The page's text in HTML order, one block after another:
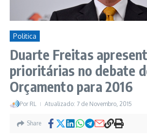
Politica
Duarte Freitas
prioritárias no debate
Orçamento para 2016
Por RL Atualizado: 7 de Novembro, 2015
Share